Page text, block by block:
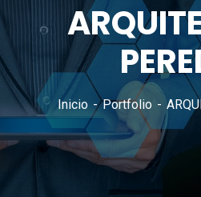
Inicio Portfolio